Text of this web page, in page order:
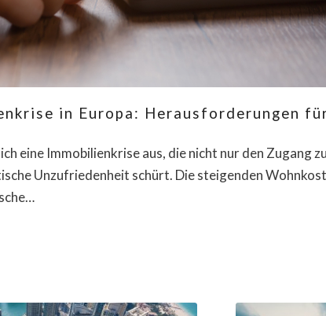
in Europa: Herausforderungen
eine Immobilienkrise aus, die nicht nur den Zugang
Unzufriedenheit schürt. Die steigenden